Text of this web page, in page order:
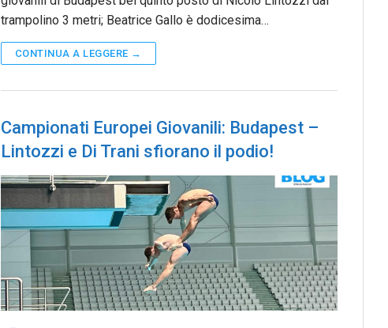
trampolino 3 metri; Beatrice Gallo è dodicesima…
CONTINUA A LEGGERE →
Campionati Europei Giovanili: Budapest –
Lintozzi e Di Trani sfiorano il podio!